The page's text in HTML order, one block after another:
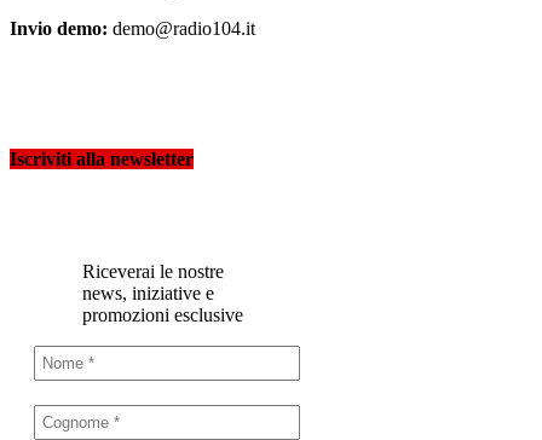
Invio demo: demo@radio104.it
Iscriviti alla newsletter
Riceverai le nostre
news, iniziative e
promozioni esclusive